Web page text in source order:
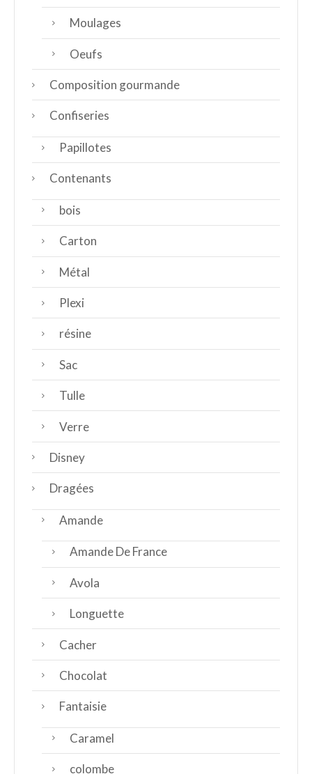
Moulages
Oeufs
Composition gourmande
Confiseries
Papillotes
Contenants
bois
Carton
Métal
Plexi
résine
Sac
Tulle
Verre
Disney
Dragées
Amande
Amande De France
Avola
Longuette
Cacher
Chocolat
Fantaisie
Caramel
colombe